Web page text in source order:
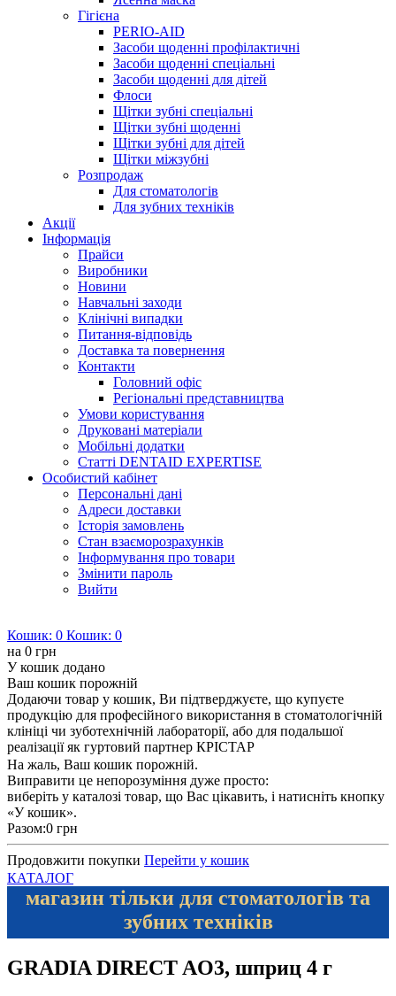
Гігієна
PERIO-AID
Засоби щоденні профілактичні
Засоби щоденні спеціальні
Засоби щоденні для дітей
Флоси
Щітки зубні спеціальні
Щітки зубні щоденні
Щітки зубні для дітей
Щітки міжзубні
Розпродаж
Для стоматологів
Для зубних техніків
Акції
Інформація
Прайси
Виробники
Новини
Навчальні заходи
Клінічні випадки
Питання-відповідь
Доставка та повернення
Контакти
Головний офіс
Регіональні представництва
Умови користування
Друковані матеріали
Мобільні додатки
Статті DENTAID EXPERTISE
Особистий кабінет
Персональні дані
Адреси доставки
Історія замовлень
Стан взаєморозрахунків
Інформування про товари
Змінити пароль
Вийти
Кошик: 0 Кошик: 0
на 0 грн
У кошик додано
Ваш кошик порожній
Додаючи товар у кошик, Ви підтверджуєте, що купуєте
продукцію для професійного використання в стоматологічній
клініці чи зуботехнічній лабораторії, або для подальшої
реалізації як гуртовий партнер КРІСТАР
На жаль, Ваш кошик порожній.
Виправити це непорозуміння дуже просто:
виберіть у каталозі товар, що Вас цікавить, і натисніть кнопку
«У кошик».
Разом:0 грн
Продовжити покупки Перейти у кошик
КАТАЛОГ
магазин тільки для стоматологів та
зубних техніків
GRADIA DIRECT AО3, шприц 4 г